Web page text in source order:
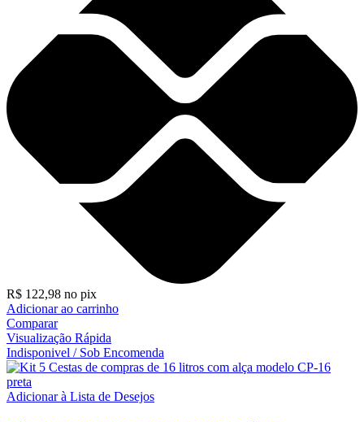
R$ 122,98 no pix
Adicionar ao carrinho
Comparar
Visualização Rápida
Indisponivel / Sob Encomenda
Adicionar à Lista de Desejos